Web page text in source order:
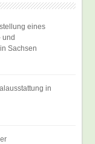
eines
und
Sachsen
in